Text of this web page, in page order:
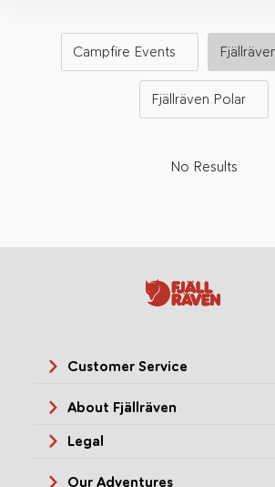
Campfire Events
Fjällräven Polar
No Results
Customer Service
About Fjällräven
Legal
Our Adventures